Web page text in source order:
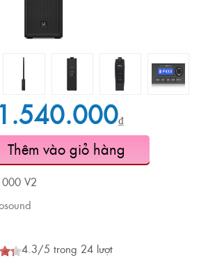
₫
Thêm vào giỏ hàng
V2
4.3/5 trong 24 lượt